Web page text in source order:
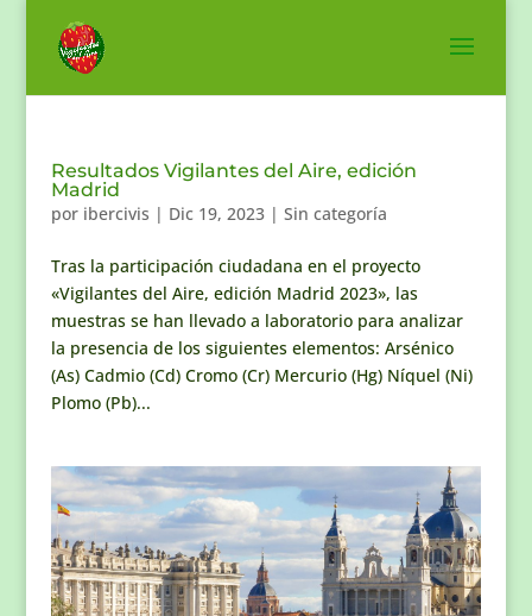
Resultados Vigilantes del Aire, edición
Madrid
por ibercivis | Dic 19, 2023| Sin categoría
Tras la participación ciudadana en el proyecto
«Vigilantes del Aire, edición Madrid 2023», las
muestras se han llevado a laboratorio para analizar
la presencia de los siguientes elementos: Arsénico
(As) Cadmio (Cd) Cromo (Cr) Mercurio (Hg) Níquel (Ni)
Plomo (Pb)...